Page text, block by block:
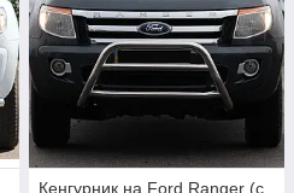
Кенгурник на Ford Ranger (c